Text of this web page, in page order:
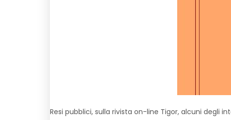
Resi pubblici, sulla rivista on-line Tigor, alcuni degli